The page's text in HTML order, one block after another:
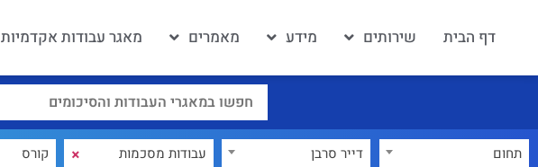
דף הבית שירותים מידע מאמרים מאגר עבודות אקדמיות
תחום דייר סרבן × קורס